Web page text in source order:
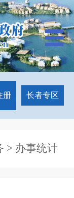
册 长者专区
> 办事统计